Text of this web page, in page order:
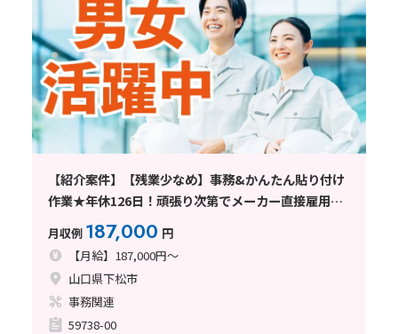
【紹介案件】【残業少なめ】事務&かんたん貼り付け
作業★年休126日！頑張り次第でメーカー直接雇用の
チャンス！
月収例 187,000 円
【月給】187,000円～
山口県下松市
事務関連
59738-00